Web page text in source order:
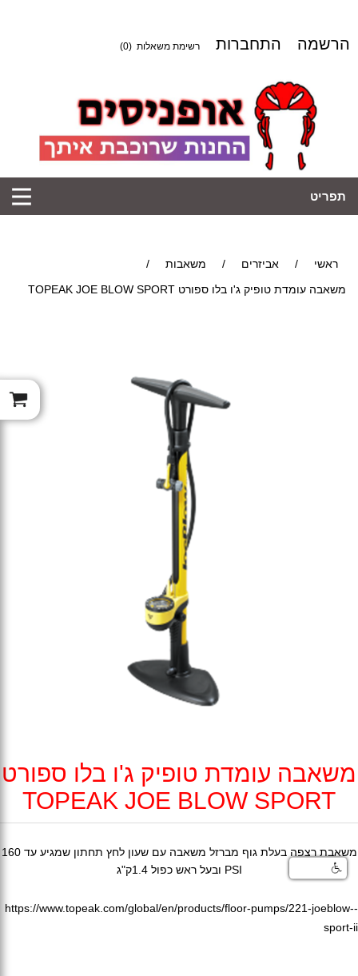
הרשמה התחברות רשימת משאלות (0)
תפריט
ראשי / אביזרים / משאבות
/
משאבה עומדת טופיק ג'ו בלו ספורט TOPEAK JOE BLOW SPORT
משאבה עומדת טופיק ג'ו בלו ספורט
TOPEAK JOE BLOW SPORT
משאבת רצפה בעלת גוף מברזל משאבה עם שעון לחץ תחתון שמגיע עד 160
PSI ובעל ראש כפול 1.4ק"ג
https://www.topeak.com/global/en/products/floor-pumps/221-joeblow--
sport-ii